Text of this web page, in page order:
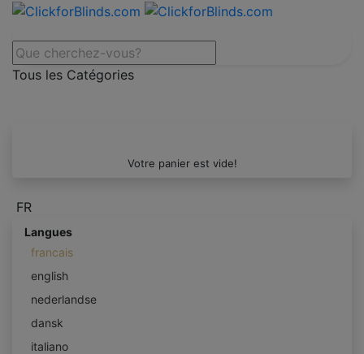
Tous les Catégories
Votre panier est vide!
FR
Langues
francais
english
nederlandse
dansk
italiano